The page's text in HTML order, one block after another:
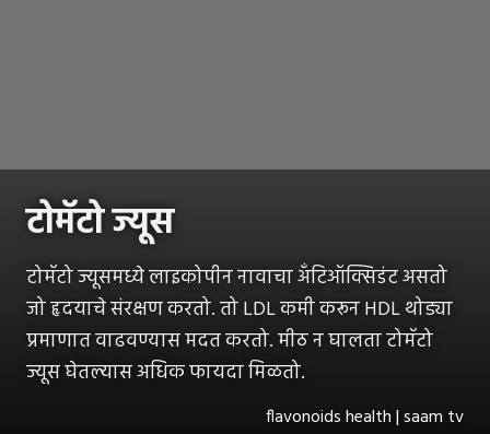
टोमॅटो ज्यूस
टोमॅटो ज्यूसमध्ये लाइकोपीन नावाचा अँटिऑक्सिडंट असतो
जो हृदयाचे संरक्षण करतो. तो LDL कमी करून HDL थोड्या
प्रमाणात वाढवण्यास मदत करतो. मीठ न घालता टोमॅटो
ज्यूस घेतल्यास अधिक फायदा मिळतो.
flavonoids health | saam tv